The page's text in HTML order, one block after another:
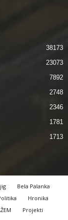
38173
23073
7892
2748
2346
1781
1713
Bela Palanka
Hronika
Projekti